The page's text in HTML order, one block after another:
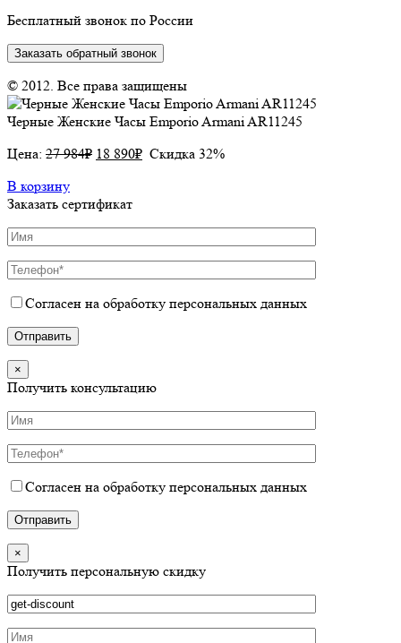
Бесплатный звонок по России
Заказать обратный звонок
© 2012. Все права защищены
Черные Женские Часы Emporio Armani AR11245
Цена: 27 984₽ 18 890₽ Скидка 32%
В корзину
Заказать сертификат
Согласен на обработку персональных данных
×
Получить консультацию
Согласен на обработку персональных данных
×
Получить персональную скидку